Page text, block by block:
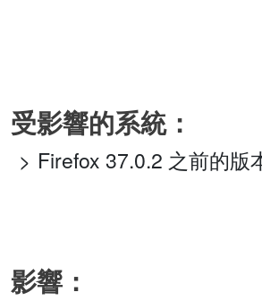
受影響的系統：
Firefox 37.0.2 之前的版
影響：